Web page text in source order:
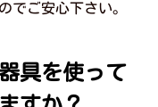
でご安心下さい。
具を使って